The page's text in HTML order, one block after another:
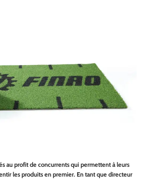
au profit de concurrents qui permettent à leurs
les produits en premier. En tant que directeur